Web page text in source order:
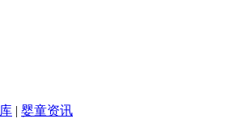
| 婴童资讯